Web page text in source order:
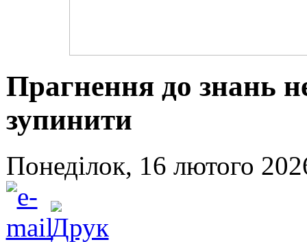
Прагнення до знань
зупинити
Понеділок, 16 лютого